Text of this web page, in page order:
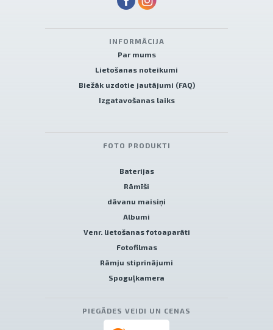
INFORMĀCIJA
Par mums
Lietošanas noteikumi
Biežāk uzdotie jautājumi (FAQ)
Izgatavošanas laiks
FOTO PRODUKTI
Baterijas
Rāmīši
dāvanu maisiņi
Albumi
Venr. lietošanas fotoaparāti
Fotofilmas
Rāmju stiprinājumi
Spoguļkamera
PIEGĀDES VEIDI UN CENAS